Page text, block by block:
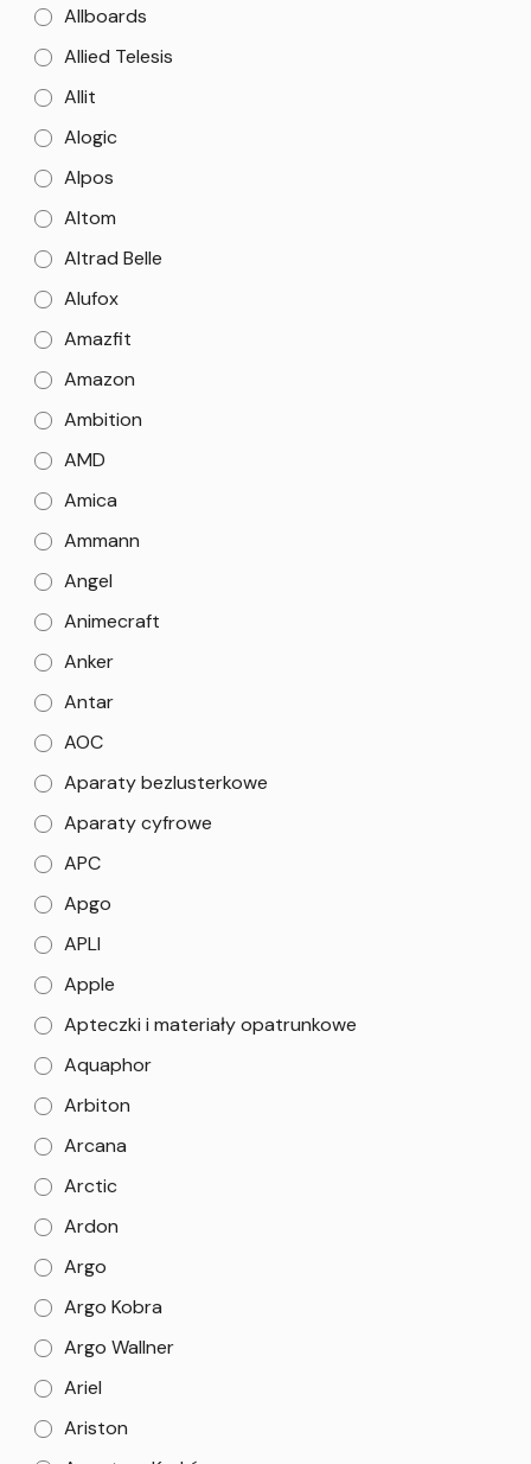
Allboards
Allied Telesis
Allit
Alogic
Alpos
Altom
Altrad Belle
Alufox
Amazfit
Amazon
Ambition
AMD
Amica
Ammann
Angel
Animecraft
Anker
Antar
AOC
Aparaty bezlusterkowe
Aparaty cyfrowe
APC
Apgo
APLI
Apple
Apteczki i materiały opatrunkowe
Aquaphor
Arbiton
Arcana
Arctic
Ardon
Argo
Argo Kobra
Argo Wallner
Ariel
Ariston